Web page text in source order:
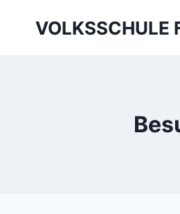
VOLKSSCHULE